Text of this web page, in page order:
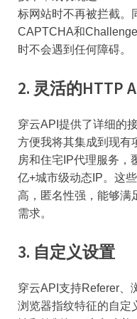
标网站时不再被拦截。
CAPTCHA和
时不会遇到任何障碍。
2. 灵活的HTTP
穿云API提供了详细的
方便我将其集成到现有
房和住宅IP代理服务，
亿+城市级动态IP。这
高，匿名性强，能够满
需求。
3. 自定义设置
穿云API支持Referer、
浏览器指纹特征的自定